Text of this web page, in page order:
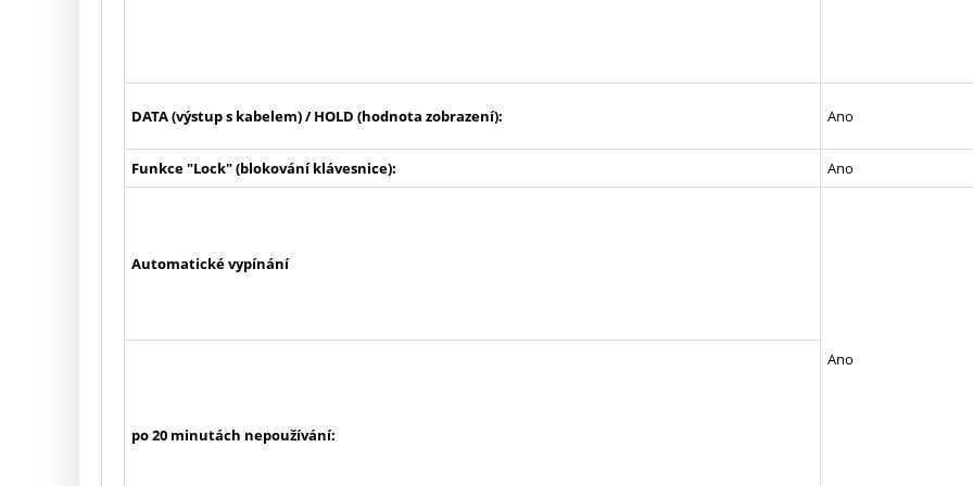
DATA (výstup s kabelem) / HOLD (hodnota zobrazení): Ano
Funkce "Lock" (blokování klávesnice): Ano
Automatické vypínání
Ano
po 20 minutách nepoužívání: